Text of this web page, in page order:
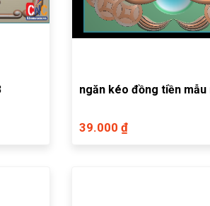
ngăn kéo đồng tiền mẫu
39.000 ₫